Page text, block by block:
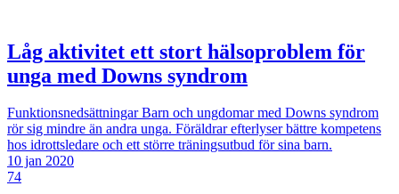
Låg aktivitet ett stort hälsoproblem för
unga med Downs syndrom
FunktionsnedsättningarBarn och ungdomar med Downs syndrom
rör sig mindre än andra unga. Föräldrar efterlyser bättre kompetens
hos idrottsledare och ett större träningsutbud för sina barn.
10 jan 2020
74